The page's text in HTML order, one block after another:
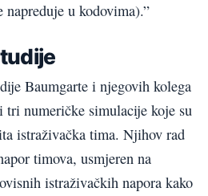
u kodovima).”
Baumgarte i njegovih kolega
numeričke simulacije koje su
istraživačka tima. Njihov rad
timova, usmjeren na
istraživačkih napora kako